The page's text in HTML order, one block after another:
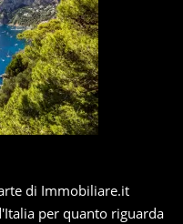
di Immobiliare.it
per quanto riguarda